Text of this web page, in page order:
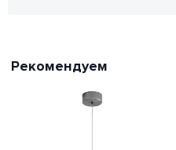
Рекомендуем